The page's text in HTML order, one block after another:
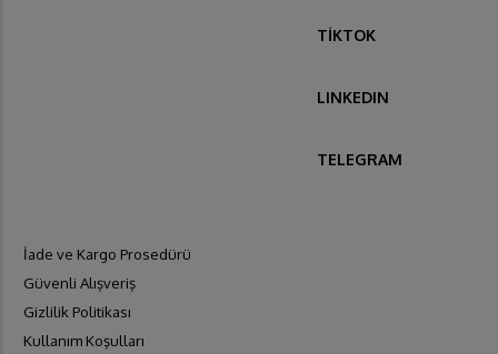
TİKTOK
LINKEDIN
TELEGRAM
İade ve Kargo Prosedürü
Güvenli Alışveriş
Gizlilik Politikası
Kullanım Koşulları